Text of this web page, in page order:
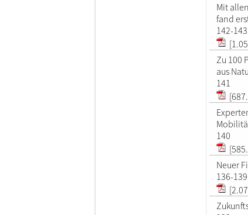
Mit
fand
142-143
Zu 100
aus
141
140
Neuer
136-139